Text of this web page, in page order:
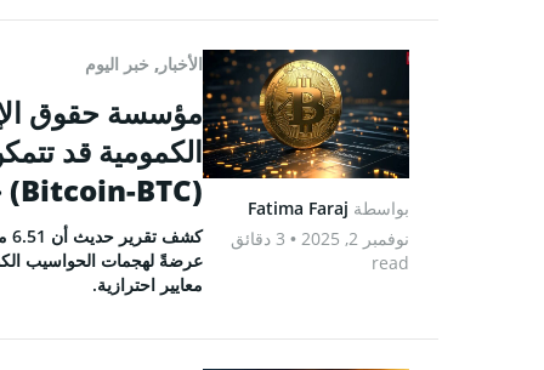
بواسطة Fatima Faraj
نوفمبر 2, 2025
• 3 دقائق
read
الأخبار , خبر اليوم
الكمومية قد
(Bitcoin-BTC) خلال 5 سنوات
عرضةً لهجمات الحواسيب
معايير احترازية.